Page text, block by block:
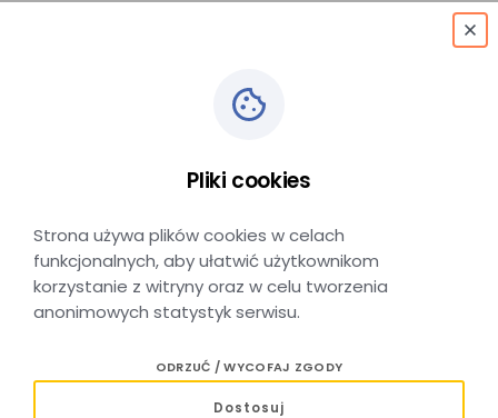
Podłęże
Stacja kolejowa Podłęże
Stacja kolejowa Podłęże położona jest w miejscowości
Pliki cookies
Strona używa plików cookies w celach
funkcjonalnych, aby ułatwić użytkownikom
korzystanie z witryny oraz w celu tworzenia
anonimowych statystyk serwisu.
ODRZUĆ / WYCOFAJ ZGODY
Dostosuj